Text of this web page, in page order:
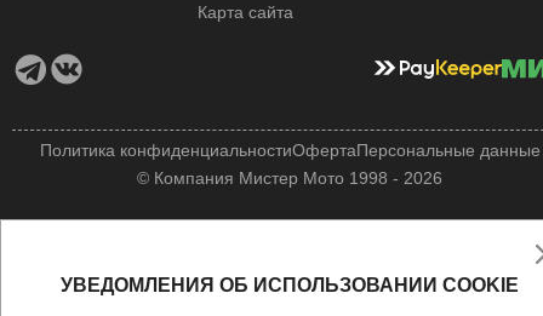
Карта сайта
© Компания Мистер Мото 1998 - 2026
Политика конфиденциальностиОфертаПерсональные данные
УВЕДОМЛЕНИЯ ОБ ИСПОЛЬЗОВАНИИ COOKIE